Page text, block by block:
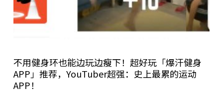
不用健身环也能边玩边瘦下！超好玩「爆汗健身
APP」推荐，YouTuber超强：史上最累的运动
APP！